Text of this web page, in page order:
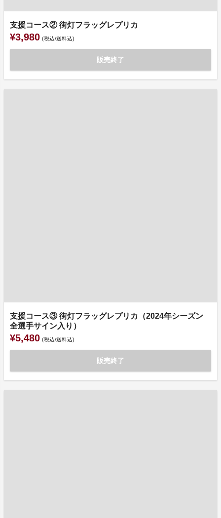
支援コース② 街灯フラッグレプリカ
¥3,980 (税込/送料込)
販売終了
支援コース③ 街灯フラッグレプリカ（2024年シーズン
全選手サイン入り）
¥5,480 (税込/送料込)
販売終了